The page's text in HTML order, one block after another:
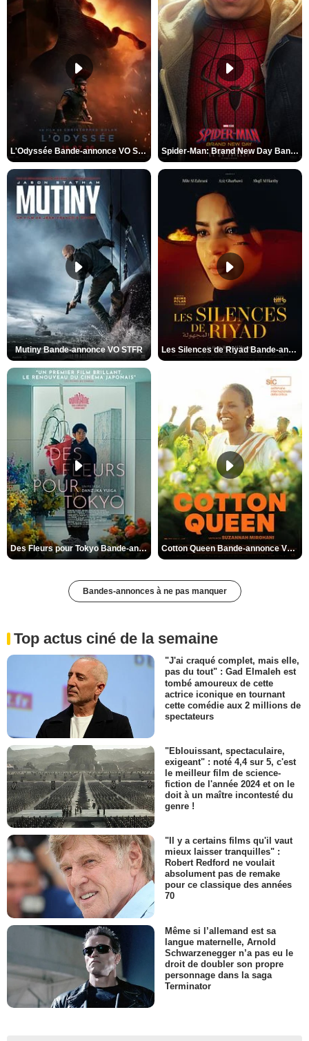
L'Odyssée Bande-annonce VO STFR Spider-Man: Brand New Day Bande-annonce VO STFR
Mutiny Bande-annonce VO STFR Les Silences de Riyad Bande-annonce VO STFR
Des Fleurs pour Tokyo Bande-annonce VO STFR Cotton Queen Bande-annonce VO STFR
Bandes-annonces à ne pas manquer
Top actus ciné de la semaine
"J'ai craqué complet, mais elle,
pas du tout" : Gad Elmaleh est
tombé amoureux de cette
actrice iconique en tournant
cette comédie aux 2 millions de
spectateurs
"Eblouissant, spectaculaire,
exigeant" : noté 4,4 sur 5, c'est
le meilleur film de science-
fiction de l'année 2024 et on le
doit à un maître incontesté du
genre !
"Il y a certains films qu'il vaut
mieux laisser tranquilles" :
Robert Redford ne voulait
absolument pas de remake
pour ce classique des années
70
Même si l’allemand est sa
langue maternelle, Arnold
Schwarzenegger n’a pas eu le
droit de doubler son propre
personnage dans la saga
Terminator